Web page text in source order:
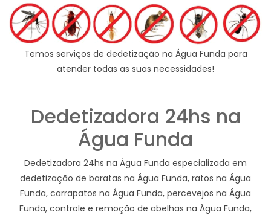
Temos serviços de dedetização na Água Funda para
atender todas as suas necessidades!
Dedetizadora 24hs na
Água Funda
Dedetizadora 24hs na Água Funda especializada em
dedetização de baratas na Água Funda, ratos na Água
Funda, carrapatos na Água Funda, percevejos na Água
Funda, controle e remoção de abelhas na Água Funda,